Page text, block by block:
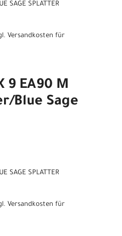
SAGE SPLATTER
Versandkosten für
9 EA90 M
Blue Sage
SAGE SPLATTER
Versandkosten für